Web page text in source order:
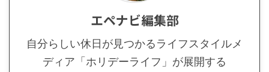
エペナビ編集部
自分らしい休日が見つかるライフスタイルメ
ディア「ホリデーライフ」が展開する